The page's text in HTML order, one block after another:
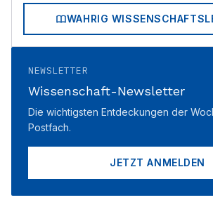
WAHRIG
NEWSLETTER
Wissenschaft-Newsletter
Die wichtigsten Entdeckungen der
Postfach.
JETZT ANMELDEN